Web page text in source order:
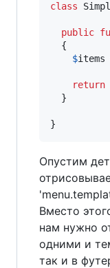
class
public
  {
$items
return
  }
}
Опустим
Вместо
нам нужно
одними и
так и в